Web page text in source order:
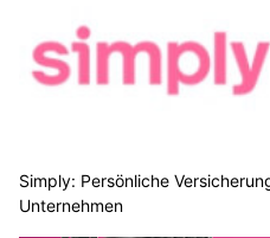
Simply: Persönliche
Unternehmen